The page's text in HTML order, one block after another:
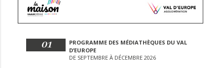
01
PROGRAMME DES MÉDIATHÈQUES DU VAL
D’EUROPE
DE SEPTEMBRE À DÉCEMBRE 2026